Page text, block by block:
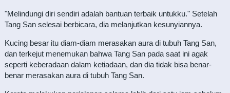
"Melindungi diri sendiri adalah bantuan terbaik untukku." Setelah
Tang San selesai berbicara, dia melanjutkan kesunyiannya.
Kucing besar itu diam-diam merasakan aura di tubuh Tang San,
dan terkejut menemukan bahwa Tang San pada saat ini agak
seperti keberadaan dalam ketiadaan, dan dia tidak bisa benar-
benar merasakan aura di tubuh Tang San.